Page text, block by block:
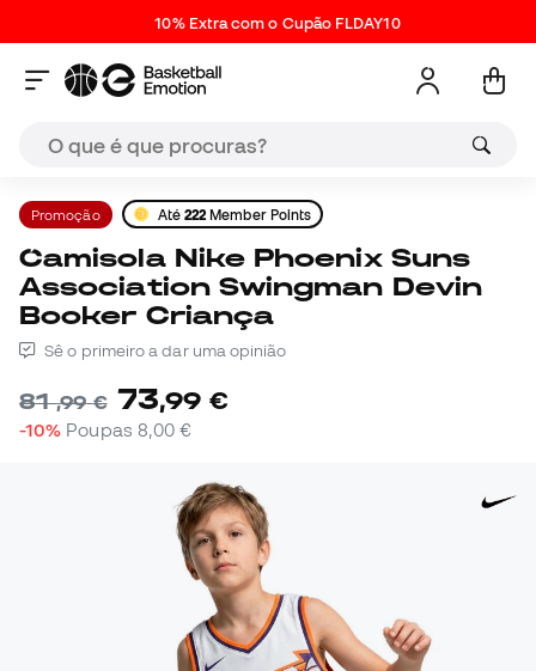
10% Extra com o Cupão FLDAY10
Promoção Até 222 Member Points
Camisola Nike Phoenix Suns
Association Swingman Devin
Booker Criança
Sê o primeiro a dar uma opinião
81,99 € 73,99 €
-10% Poupas 8,00 €